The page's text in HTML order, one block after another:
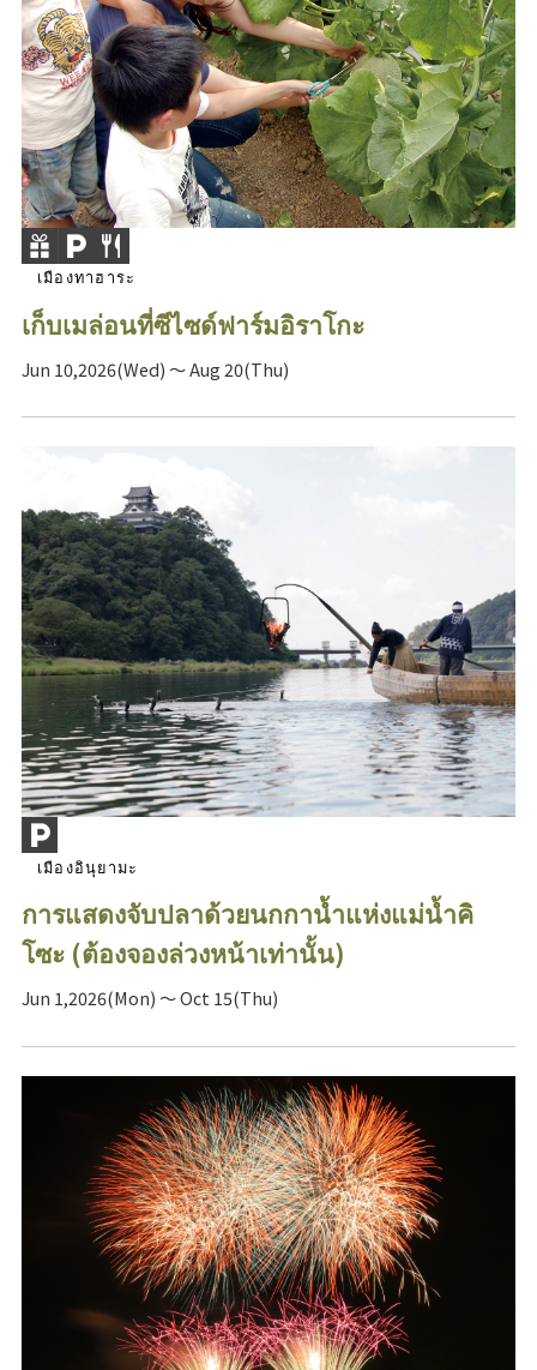
เมืองทาฮาระ
เก็บเมล่อนที่ซีไซด์ฟาร์มอิราโกะ
Jun 10,2026(Wed) ～ Aug 20(Thu)
เมืองอินุยามะ
การแสดงจับปลาด้วยนกกาน้ำแห่งแม่น้ำคิ
โซะ (ต้องจองล่วงหน้าเท่านั้น)
Jun 1,2026(Mon) ～ Oct 15(Thu)